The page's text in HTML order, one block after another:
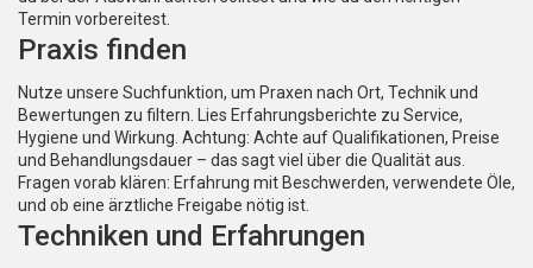
Termin vorbereitest.
Praxis finden
Nutze unsere Suchfunktion, um Praxen nach Ort, Technik und
Bewertungen zu filtern. Lies Erfahrungsberichte zu Service,
Hygiene und Wirkung. Achtung: Achte auf Qualifikationen, Preise
und Behandlungsdauer – das sagt viel über die Qualität aus.
Fragen vorab klären: Erfahrung mit Beschwerden, verwendete Öle,
und ob eine ärztliche Freigabe nötig ist.
Techniken und Erfahrungen